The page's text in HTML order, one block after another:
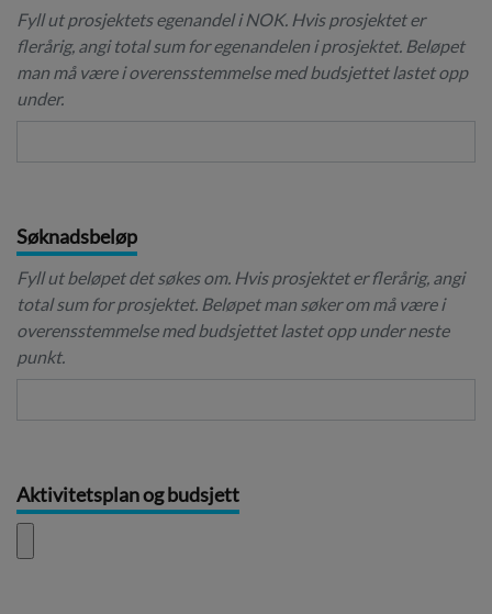
Fyll ut prosjektets egenandel i NOK. Hvis prosjektet er
flerårig, angi total sum for egenandelen i prosjektet. Beløpet
man må være i overensstemmelse med budsjettet lastet opp
under.
Søknadsbeløp
Fyll ut beløpet det søkes om. Hvis prosjektet er flerårig, angi
total sum for prosjektet. Beløpet man søker om må være i
overensstemmelse med budsjettet lastet opp under neste
punkt.
Aktivitetsplan og budsjett